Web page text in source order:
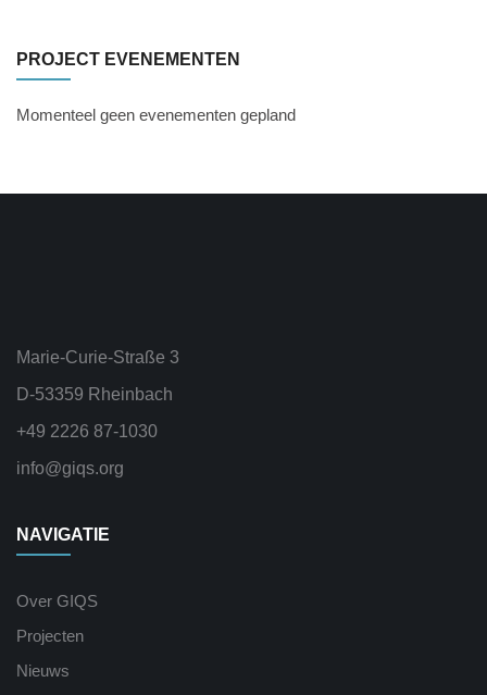
PROJECT EVENEMENTEN
Momenteel geen evenementen gepland
Marie-Curie-Straße 3
D-53359 Rheinbach
+49 2226 87-1030
info@giqs.org
NAVIGATIE
Over GIQS
Projecten
Nieuws